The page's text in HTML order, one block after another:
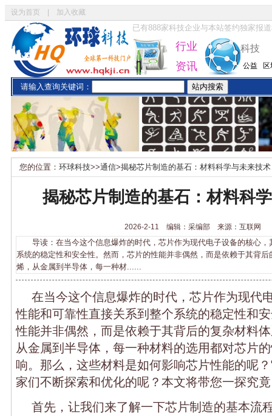
设为首页 加入收藏
已有888家科技企业与本站签约独家报
行业
资讯
科技
公益
请输入查询关键词：
您的位置： 环球科技>>通信>揭秘芯片制造的基石：材料科学与未来技术
揭秘芯片制造的基石：材料科
2026-2-11 编辑：采编部 来源：互联网
导读：在当今这个信息爆炸的时代，芯片作为现代电子设备的核心，
系统的稳定性和安全性。然而，芯片的性能并非偶然，而是依赖于其背
烯，从金属到半导体，每一种材......
在当今这个信息爆炸的时代，芯片作为现代
性能和可靠性直接关系到整个系统的稳定性和
性能并非偶然，而是依赖于其背后的复杂材料
从金属到半导体，每一种材料的选用都对芯片
响。那么，这些材料是如何影响芯片性能的呢
家们不断探索和优化的呢？本文将带您一探究
首先，让我们来了解一下芯片制造的基本流